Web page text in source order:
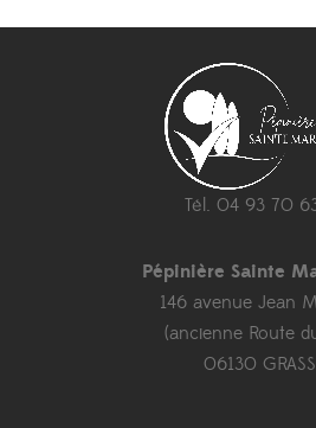
Tél. 04 93 70
Pépinière Sainte
146 avenue Jean
(ancienne Route
06130